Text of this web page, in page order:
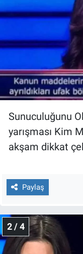
Sunuculuğunu
yarışması Kim
akşam dikkat
Paylaş
2 / 4
Günün
Haber
İlan
Koronavirüs
Ne demişti
Popüler